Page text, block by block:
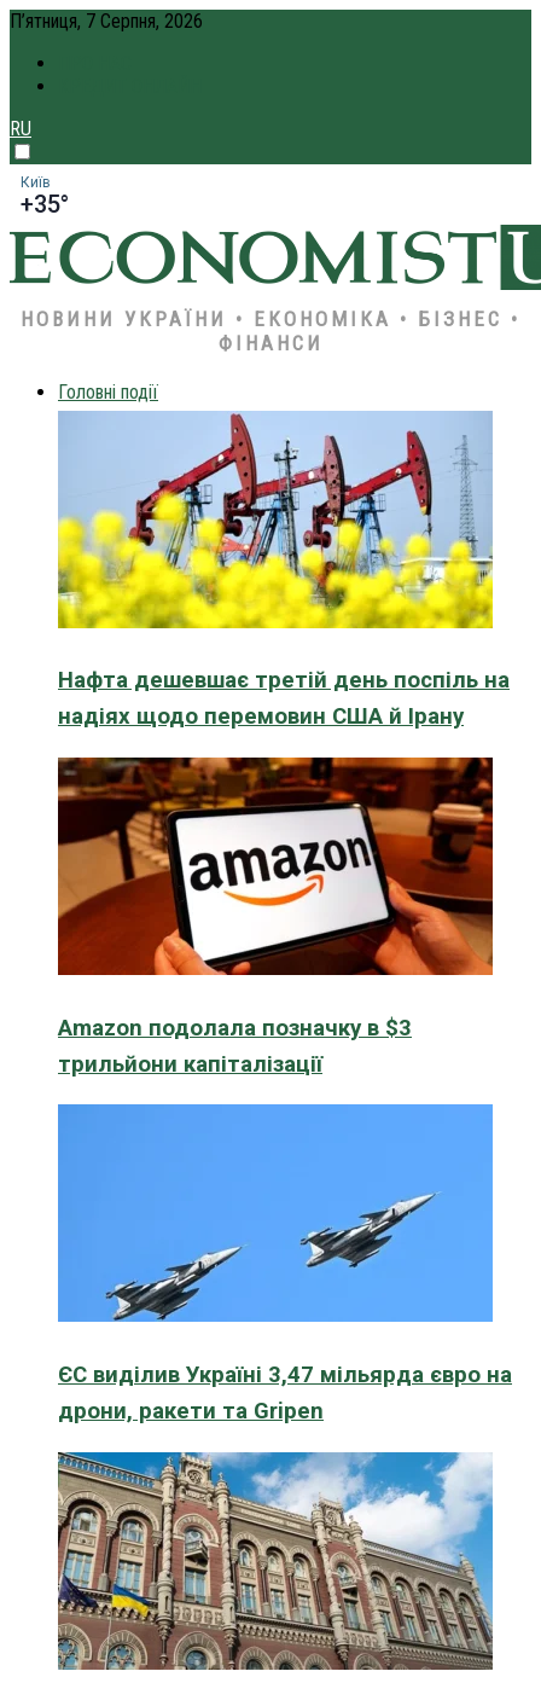
П’ятниця, 7 Серпня, 2026
RU
Київ
+35°
НОВИНИ УКРАЇНИ • ЕКОНОМІКА • БІЗНЕС •
ФІНАНСИ
Головні події
Нафта дешевшає третій день поспіль на
надіях щодо перемовин США й Ірану
Amazon подолала позначку в $3
трильйони капіталізації
ЄС виділив Україні 3,47 мільярда євро на
дрони, ракети та Gripen